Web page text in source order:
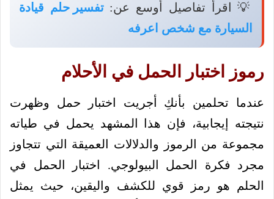
💡 اقرأ تفاصيل أوسع عن:تفسير حلم قيادة
السيارة مع شخص اعرفه
رموز اختبار الحمل في الأحلام
عندما تحلمين بأنكِ أجريت اختبار حمل وظهرت
نتيجته إيجابية، فإن هذا المشهد يحمل في طياته
مجموعة من الرموز والدلالات العميقة التي تتجاوز
مجرد فكرة الحمل البيولوجي. اختبار الحمل في
الحلم هو رمز قوي للكشف واليقين، حيث يمثل